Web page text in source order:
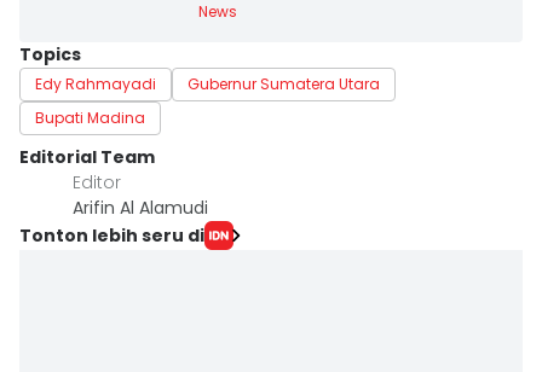
News
Topics
Edy Rahmayadi
Gubernur Sumatera Utara
Bupati Madina
Editorial Team
Editor
Arifin Al Alamudi
Tonton lebih seru di